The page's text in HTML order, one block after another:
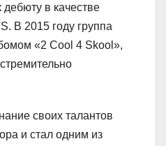
дебюту в качестве
В 2015 году группа
«2 Cool 4 Skool»,
своих талантов
и стал одним из